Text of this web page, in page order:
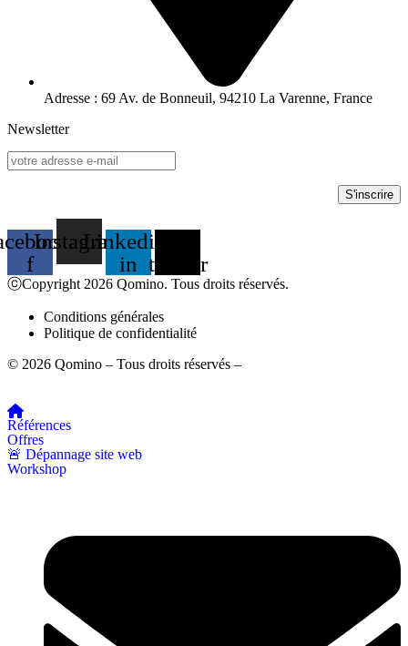
Adresse : 69 Av. de Bonneuil, 94210 La Varenne, France
Newsletter
f
Instagram
Linkedin-
in twitter
ⓒCopyright 2026 Qomino. Tous droits réservés.
Conditions générales
Politique de confidentialité
© 2026 Qomino – Tous droits réservés –
Références
Offres
🚨 Dépannage site web
Workshop